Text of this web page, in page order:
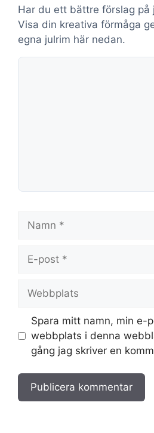
Har du ett bättre förslag på
Visa din kreativa förmåga
egna julrim här nedan.
Kommentar
post
Spara mitt namn, min e-
webbplats i denna
gång jag skriver en